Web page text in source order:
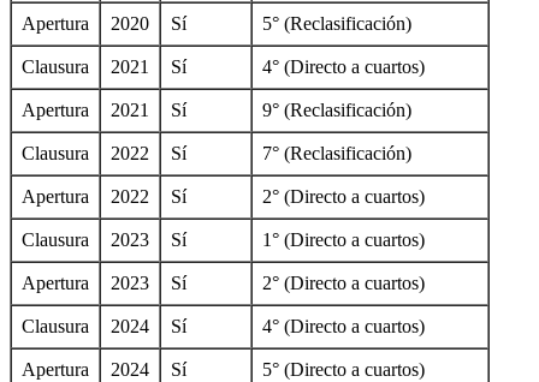
Apertura 2020 Sí 5° (Reclasificación)
Clausura 2021 Sí 4° (Directo a cuartos)
Apertura 2021 Sí 9° (Reclasificación)
Clausura 2022 Sí 7° (Reclasificación)
Apertura 2022 Sí 2° (Directo a cuartos)
Clausura 2023 Sí 1° (Directo a cuartos)
Apertura 2023 Sí 2° (Directo a cuartos)
Clausura 2024 Sí 4° (Directo a cuartos)
Apertura 2024 Sí 5° (Directo a cuartos)